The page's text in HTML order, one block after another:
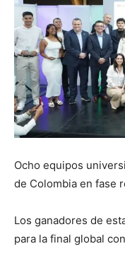
Ocho equipos
de Colombia en fase
Los ganadores de
para la final global